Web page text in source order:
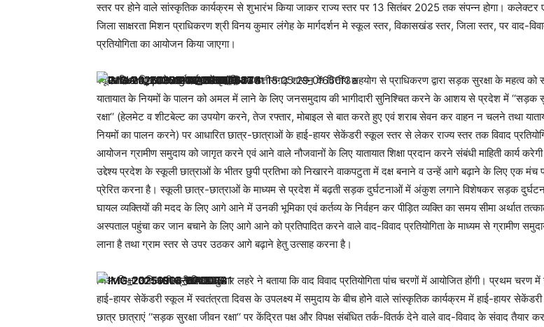
स्तर पर होने वाले सांस्कृतिक कार्यक्रम से शुभारंभ किया जाकर राज्य स्तर पर 13 सितंबर 2025 तक संपन्न होगा। कलेक्टर
जिला साक्षरता मिशन प्राधिकरण श्री विनय कुमार लंगेह के मार्गदर्शन मे स्कूल स्तर, विकासखंड स्तर, जिला स्तर, पर वाद-
प्रतियोगिता का आयोजन किया जाएगा।
स्कूल शिक्षा विभाग के मार्गदर्शन में गृह विभाग छत्तीसगढ़ शासन के वित्तीय सहयोग से प्राधिकरण द्वारा सड़क सुरक्षा के महत्व
यातायात के नियमों के पालन को अमल में लाने के लिए जनसमुदाय की भागीदारी सुनिश्चित करने के आशय से प्रदेश में ‘‘सड़क
रक्षा‘‘ (हेलमेट व शीटबेल्ट का उपयोग करने, तेज रफ्तार, मोबाइल से बात करते हुए एवं शराब सेवन कर वाहन न चलने तथा
नियमों का पालन करने) पर आधारित छात्र-छात्राओं के हाई-हायर सेकेंडरी स्कूल स्तर से लेकर राज्य स्तर तक विवाद
आयोजन ग्रामीण समुदाय को जागृत करने एवं आने वाले नौजवानों के लिए यातायात शिक्षा प्रदान करने संबंधी माहिती कार्य
उद्देश्य प्रदेश के स्कूली छात्राओं के भीतर छुपी प्रतिभा को निखारने वाकपटुता में दक्ष बनाने व उन्हें आगे बढ़ाने के लिए एक मंच
प्रेरित करना है। स्कूली छात्र-छात्राओं के माध्यम से प्रदेश में बढ़ती सड़क दुर्घटनाओं में अंकुश लगाने विशेषकर सड़क
घायल व्यक्तियों की मदद के लिए आगे आने में उनकी भूमिका एवं कर्तव्य के निर्वहन कर पीड़ित व्यक्ति का समय सीमा अर्थात
अस्पताल पहुंचा कर जान बचाने के लिए आगे आने को प्रतिपादित करने वाले वाद-विवाद प्रतियोगिता के माध्यम से ग्रामीण
लाना है तथा ग्राम स्तर से उपर उठकर आगे बढ़ाने हेतु उत्साह करना है।
जिला शिक्षा अधिकारी श्री विजय कुमार लहरे ने बताया कि वाद विवाद प्रतियोगिता पांच चरणों में आयोजित होंगी। प्रथम चरण
हाई-हायर सेकेंडरी स्कूल में स्वतंत्रता दिवस के उपलक्ष्य में समुदाय के बीच होने वाले सांस्कृतिक कार्यक्रम में हाई-हायर
छात्र छात्राएं ‘‘सड़क सुरक्षा जीवन रक्षा‘‘ पर केंद्रित पक्ष और विपक्ष संबंधित तर्क-वितर्क देने वाले वाद-विवाद के संवाद तैयार